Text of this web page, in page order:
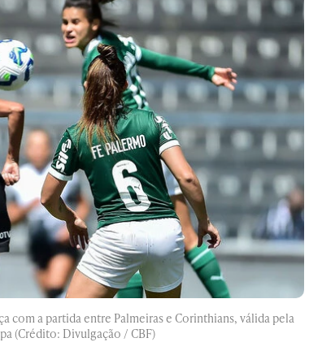
com a partida entre Palmeiras e Corinthians, válida pela
(Crédito: Divulgação / CBF)